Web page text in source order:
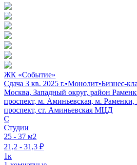
ЖК «Событие»
Сдача 3 кв. 2025 г.•Монолит•Бизнес-
Москва, Западный округ, район
проспект, м. Аминьевская, м.
проспект, ст. Аминьевская МЦД
C
Студии
25 - 37 м2
21,2 - 31,3 ₽
1к